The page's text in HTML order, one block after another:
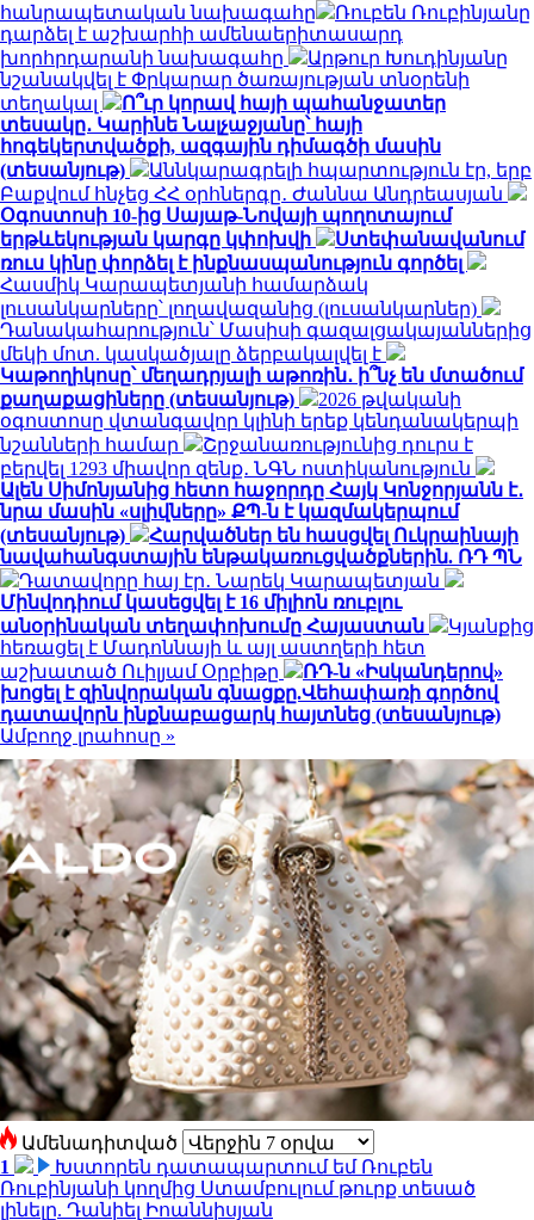
հանրապետական ​​նախագահը
Ռուբեն Ռուբինյանը
դարձել է աշխարհի ամենաերիտասարդ
խորհրդարանի նախագահը
Արթուր Խուդինյանը
նշանակվել է Փրկարար ծառայության տնօրենի
տեղակալ
Ո՞ւր կորավ հայի պահանջատեր
տեսակը․ Կարինե Նալչաջյանը՝ հայի
հոգեկերտվածքի, ազգային դիմագծի մասին
(տեսանյութ)
Աննկարագրելի հպարտություն էր, երբ
Բաքվում հնչեց ՀՀ օրհներգը․ Ժաննա Անդրեասյան
Օգոստոսի 10-ից Սայաթ-Նովայի պողոտայում
երթևեկության կարգը կփոխվի
Ստեփանավանում
ռուս կինը փորձել է ինքնասպանություն գործել
Հասմիկ Կարապետյանի համարձակ
լուսանկարները՝ լողավազանից (լուսանկարներ)
Դանակահարություն՝ Մասիսի գազալցակայաններից
մեկի մոտ. կասկածյալը ձերբակալվել է
Կաթողիկոսը՝ մեղադրյալի աթոռին․ ի՞նչ են մտածում
քաղաքացիները (տեսանյութ)
2026 թվականի
օգոստոսը վտանգավոր կլինի երեք կենդանակերպի
նշանների համար
Շրջանառությունից դուրս է
բերվել 1293 միավոր զենք․ ՆԳՆ ոստիկանություն
Ալեն Սիմոնյանից հետո հաջորդը Հայկ Կոնջորյանն է․
նրա մասին «սլիվները» ՔՊ-ն է կազմակերպում
(տեսանյութ)
Հարվածներ են հասցվել Ուկրաինայի
նավահանգստային ենթակառուցվածքներին. ՌԴ ՊՆ
Դատավորը հայ էր․ Նարեկ Կարապետյան
Մինվոդիում կասեցվել է 16 միլիոն ռուբլու
անօրինական տեղափոխումը Հայաստան
Կյանքից
հեռացել է Մադոննայի և այլ աստղերի հետ
աշխատած Ուիլյամ Օրբիթը
ՌԴ-ն «Իսկանդերով»
խոցել է զինվորական գնացքը.Վեհափառի գործով
դատավորն ինքնաբացարկ հայտնեց (տեսանյութ)
Ամբողջ լրահոսը »
Ամենադիտված
1
Խստորեն դատապարտում եմ Ռուբեն
Ռուբինյանի կողմից Ստամբուլում թուրք տեսած
լինելը. Դանիել Իոաննիսյան